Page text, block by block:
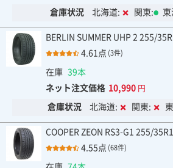
倉庫状況 北海道: 関東:
BERLIN SUMMER UHP 2 255/
4.61点 (3件)
在庫 39本
ネット注文価格 10,990 円
倉庫状況 北海道: 関東:
COOPER ZEON RS3-G1 255/
4.55点 (68件)